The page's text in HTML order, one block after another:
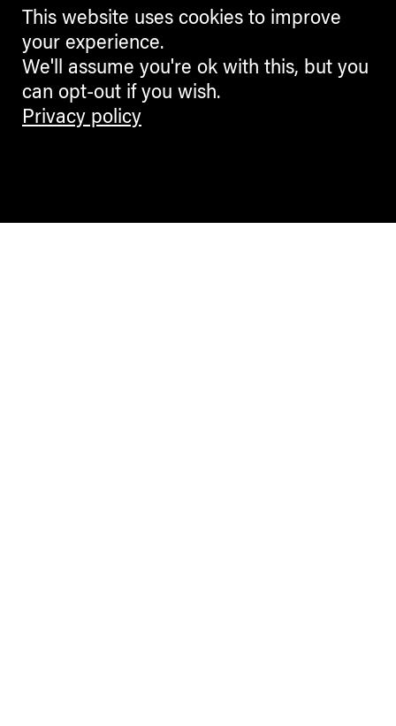
This website uses cookies to improve
your experience.
We'll assume you're ok with this, but you
can opt-out if you wish.
Privacy policy